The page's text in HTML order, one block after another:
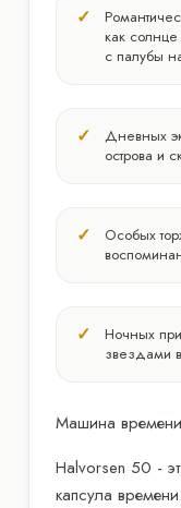
как
с палубы
Дневных
острова и
Особых
Ночных
звездами
Машина
Halvorsen 50 -
капсула